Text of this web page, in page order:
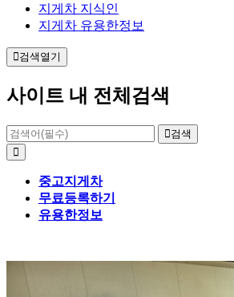
지게차 지식인
지게차 유용한정보
검색열기
사이트 내 전체검색
검색
중고지게차
무료등록하기
유용한정보